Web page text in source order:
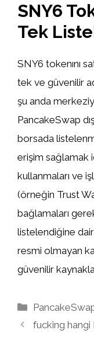
SNY6
Tek
SNY6 tokenını
tek ve güvenilir
şu anda
PancakeSwap
borsada
erişim sağlamak
kullanmaları ve
(örneğin Trust
bağlamaları
listelendiğine
resmi olmayan
güvenilir
Kategoriler
fucking hangi